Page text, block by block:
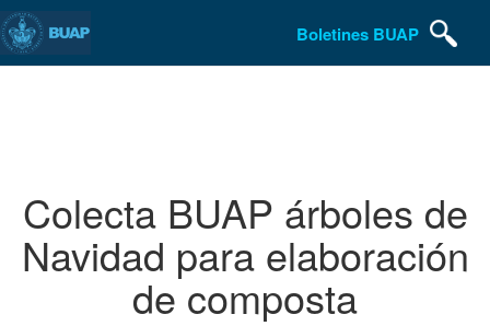
Boletines BUAP
Colecta BUAP árboles de
Navidad para elaboración
de composta